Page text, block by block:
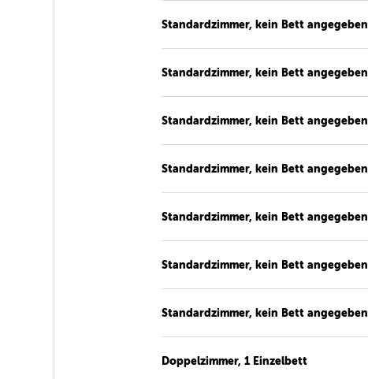
Standardzimmer, kein Bett angegeben
Standardzimmer, kein Bett angegeben
Standardzimmer, kein Bett angegeben
Standardzimmer, kein Bett angegeben
Standardzimmer, kein Bett angegeben
Standardzimmer, kein Bett angegeben
Standardzimmer, kein Bett angegeben
Doppelzimmer, 1 Einzelbett